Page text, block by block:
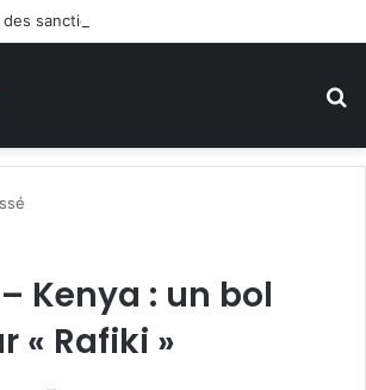
Kenya : un bol
« Rafiki »